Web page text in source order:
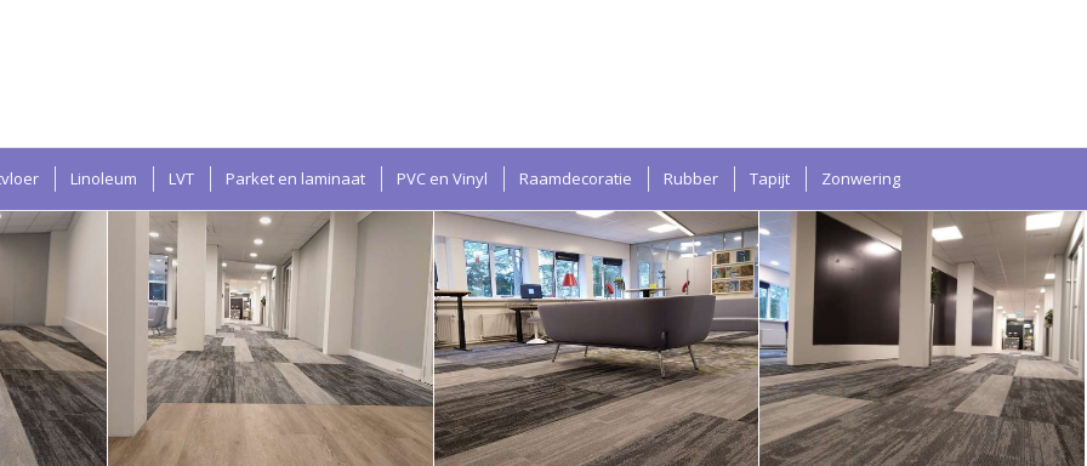
Linoleum LVT Parket en laminaat PVC en Vinyl Raamdecoratie Rubber Tapijt Zonwering